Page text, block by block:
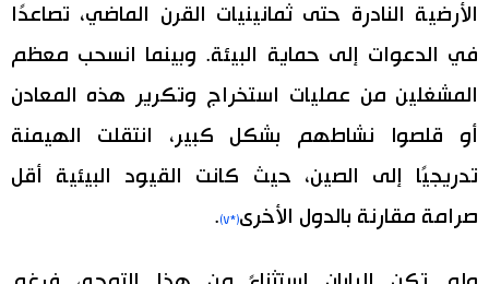
الأرضية النادرة حتى ثمانينيات القرن الماضي، تصاعدًا
في الدعوات إلى حماية البيئة. وبينما انسحب معظم
المشغلين من عمليات استخراج وتكرير هذه المعادن
أو قلصوا نشاطهم بشكل كبير، انتقلت الهيمنة
تدريجيًا إلى الصين، حيث كانت القيود البيئية أقل
صرامة مقارنة بالدول الأخرى(*٧) .